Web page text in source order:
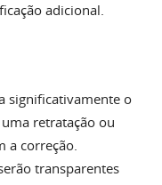
adicional.
significativamente o
retratação ou
a correção.
transparentes